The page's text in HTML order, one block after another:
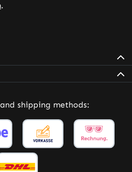
.
in a new browser tab
– opens in a new
shipping methods: